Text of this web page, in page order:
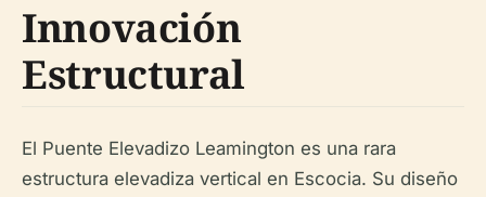
Innovación
Estructural
El Puente Elevadizo Leamington es una rara
estructura elevadiza vertical en Escocia. Su diseño